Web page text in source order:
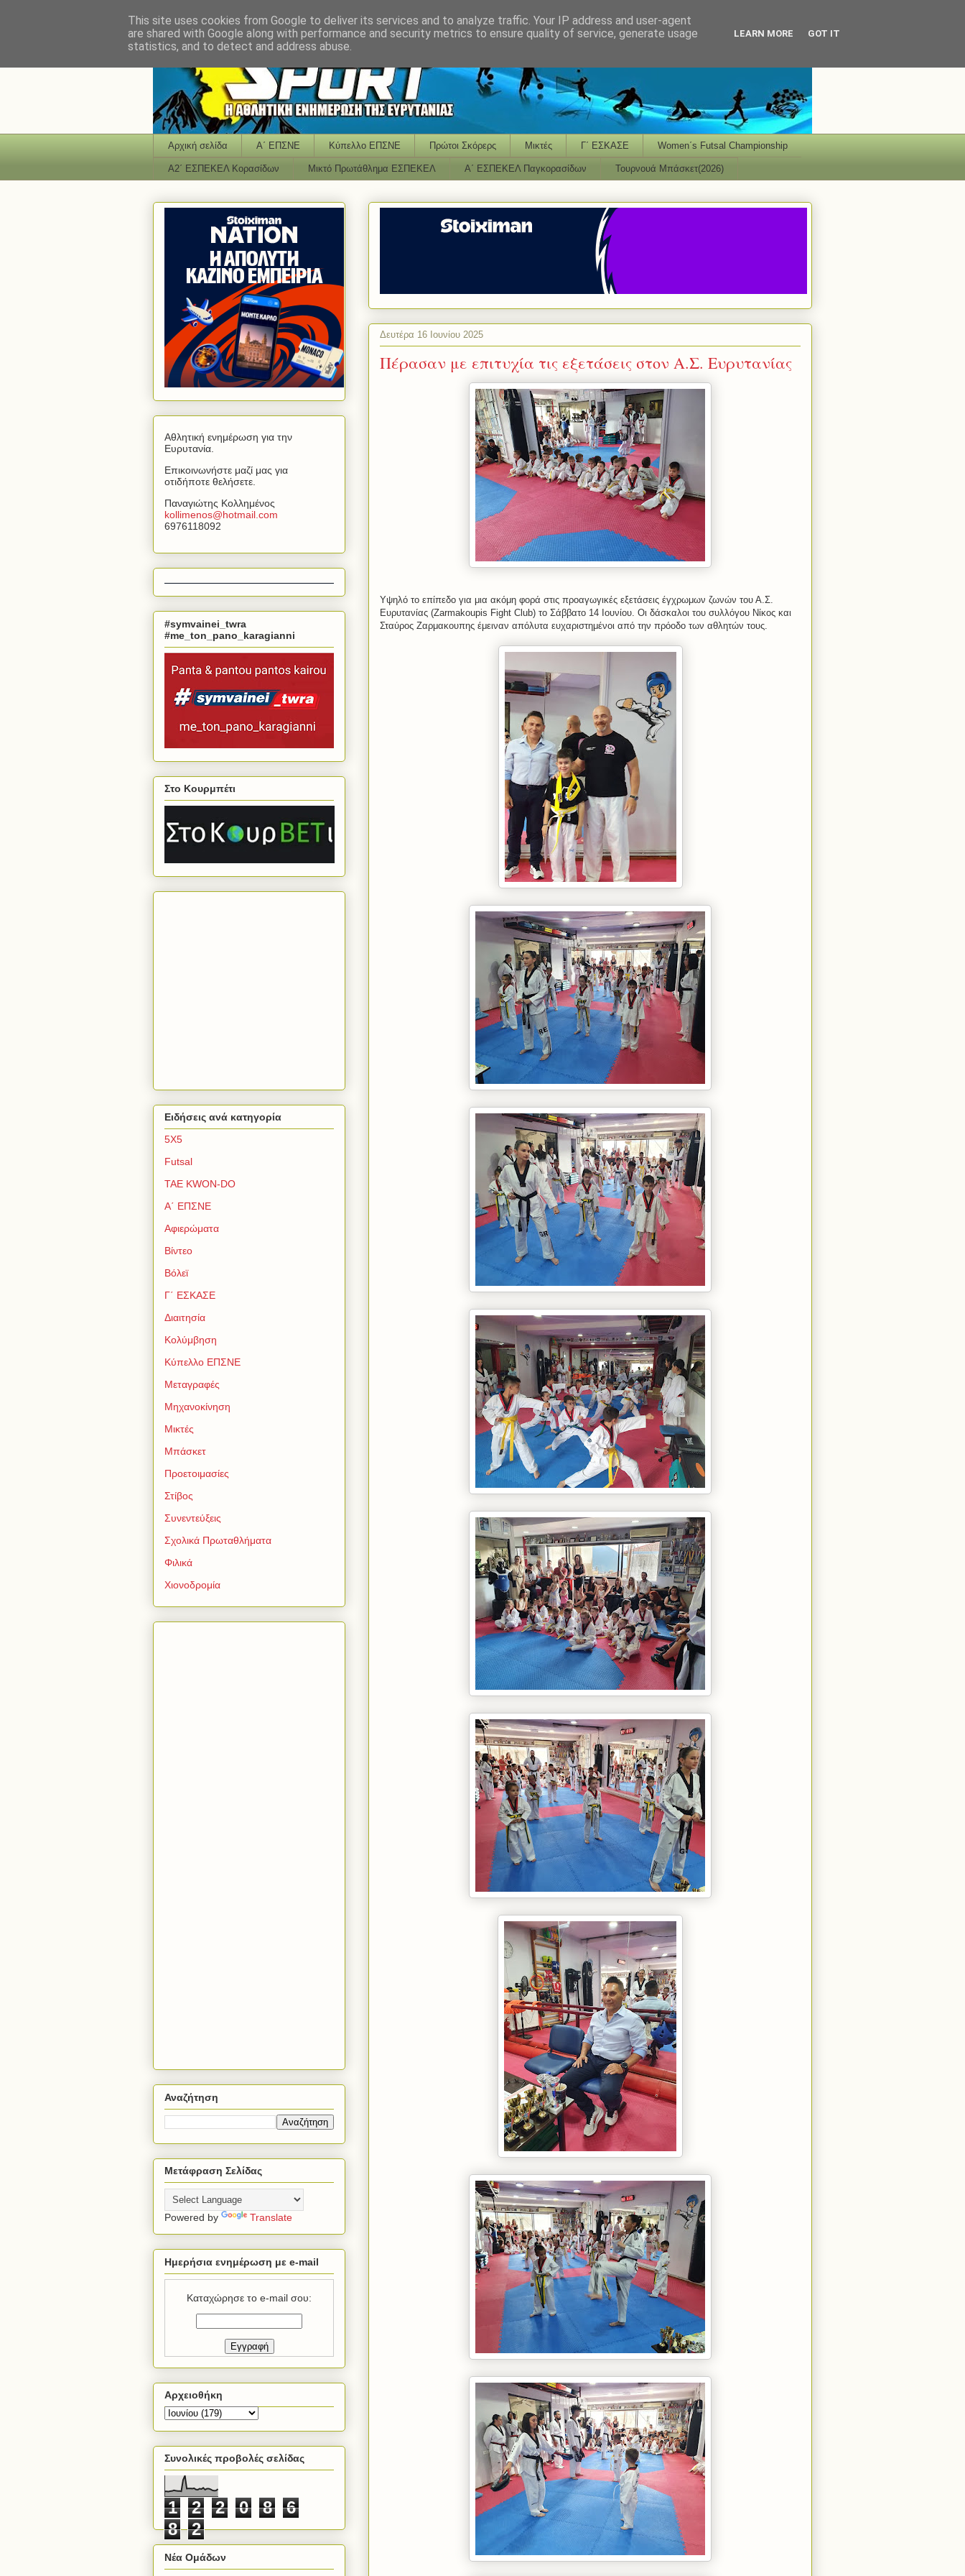
Αρχική σελίδα Α΄ ΕΠΣΝΕ Κύπελλο ΕΠΣΝΕ Πρώτοι Σκόρερς Μικτές Γ΄ ΕΣΚΑΣΕ Women΄s Futsal Championship
Α2΄ ΕΣΠΕΚΕΛ Κορασίδων Μικτό Πρωτάθλημα ΕΣΠΕΚΕΛ Α΄ ΕΣΠΕΚΕΛ Παγκορασίδων Τουρνουά Μπάσκετ(2026)
Δευτέρα 16 Ιουνίου 2025
Πέρασαν με επιτυχία τις εξετάσεις στον Α.Σ. Ευρυτανίας
Υψηλό το επίπεδο για μια ακόμη φορά στις προαγωγικές εξετάσεις έγχρωμων ζωνών του Α.Σ.
Ευρυτανίας (Zarmakoupis Fight Club) το Σάββατο 14 Ιουνίου. Οι δάσκαλοι του συλλόγου Νίκος και
Σταύρος Ζαρμακουπης έμειναν απόλυτα ευχαριστημένοι από την πρόοδο των αθλητών τους.
Αθλητική ενημέρωση για την
Ευρυτανία.
Επικοινωνήστε μαζί μας για
οτιδήποτε θελήσετε.
Παναγιώτης Κολλημένος
kollimenos@hotmail com
6976118092
#symvainei_twra
#me_ton_pano_karagianni
Στο Κουρμπέτι
Ειδήσεις ανά κατηγορία
5Χ5
Futsal
TAE KWON-DO
Α΄ ΕΠΣΝΕ
Αφιερώματα
Βίντεο
Βόλεϊ
Γ΄ ΕΣΚΑΣΕ
Διαιτησία
Κολύμβηση
Κύπελλο ΕΠΣΝΕ
Μεταγραφές
Μηχανοκίνηση
Μικτές
Μπάσκετ
Προετοιμασίες
Στίβος
Συνεντεύξεις
Σχολικά Πρωταθλήματα
Φιλικά
Χιονοδρομία
Αναζήτηση
Μετάφραση Σελίδας
Powered by Translate
Ημερήσια ενημέρωση με e-mail
Καταχώρησε το e-mail σου:
Αρχειοθήκη
Συνολικές προβολές σελίδας
1 2 2 0 8
6
8
2
Νέα Ομάδων
This site uses cookies from Google to deliver its services and to analyze traffic. Your IP address and user-agent
are shared with Google along with performance and security metrics to ensure quality of service, generate usage
statistics, and to detect and address abuse.
LEARN MORE GOT IT